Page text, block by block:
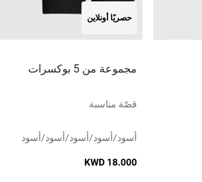
حصريًا أونلاين
مجموعة من 5 بوكسرات
قصّة مناسبة
أسود/أسود/أسود/أسود/أسود
KWD 18.000